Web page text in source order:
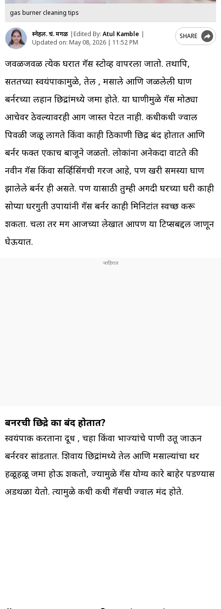
gas burner cleaning tips
स्नेहल. चं. मेंगळ |Edited By: Atul Kamble |
Updated on: May 08, 2026 | 11:52 PM
SHARE
जवळजवळ प्रत्येक घरात गॅस स्टोव्ह वापरला जातो. तथापि,
सततच्या स्वयंपाकामुळे, तेल , मसाले आणि जळलेली घाण
बर्नरच्या लहान छिद्रांमध्ये जमा होते. या घाणीमुळे गॅस मोठ्या
आचेवर ठेवल्यावरही आग जास्त पेटत नाही. कधीकधी ज्वाल
पिवळी जळू लागते किंवा काही ठिकाणी छिद्र बंद होतात आणि
बर्नर फक्त एकाच बाजूने जळतो. लोकांना अनेकदा वाटते की
नवीन गॅस किंवा सर्व्हिसिंगची गरज आहे, पण खरी समस्या घाण
झालेले बर्नर ही असते. पण यासाठी तुम्ही अगदी घरच्या‍ घरी काही
सोप्या घरगुती उपायांनी गॅस बर्नर काही मिनिटांत स्वच्छ करू
शकता. चला तर मग आजच्या लेखात आपण या टिप्सबद्दल जाणून
घेऊयात.
बर्नरची छिद्रे का बंद होतात?
स्वयंपाक करताना दूध , चहा किंवा भाज्यांचे पाणी उतू जाऊन
बर्नरवर सांडतात. शिवाय छिद्रांमध्ये तेल आणि मसाल्यांचा थर
हळूहळू जमा होऊ शकतो, ज्यामुळे गॅस योग्य प्रकारे बाहेर पडण्यास
अडथळा येतो. त्यामुळे कधी कधी गॅसची ज्वाल मंद होते.